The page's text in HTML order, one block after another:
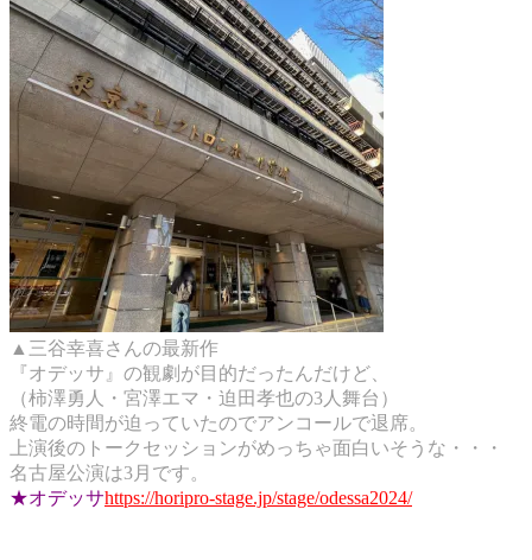
▲三谷幸喜さんの最新作
『オデッサ』の観劇が目的だったんだけど、
（柿澤勇人・宮澤エマ・迫田孝也の3人舞台）
終電の時間が迫っていたのでアンコールで退席。
上演後のトークセッションがめっちゃ面白いそうな・・・
名古屋公演は3月です。
★オデッサhttps://horipro-stage.jp/stage/odessa2024/